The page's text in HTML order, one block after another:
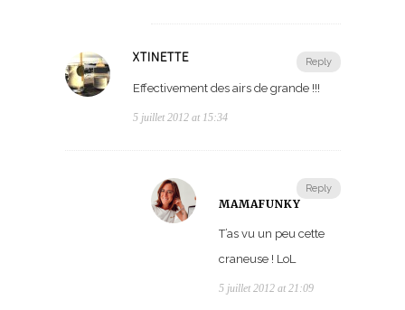
Reply
XTINETTE
Effectivement des airs de grande !!!
5 juillet 2012 at 15:34
Reply
MAMAFUNKY
T’as vu un peu cette
craneuse ! LoL
5 juillet 2012 at 21:09